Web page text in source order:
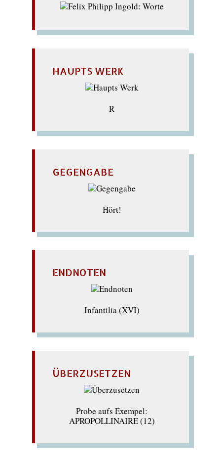
HAUPTS WERK
R
GEGENGABE
Hört!
ENDNOTEN
Infantilia (XVI)
ÜBERZUSETZEN
Probe aufs Exempel:
APROPOLLINAIRE (12)